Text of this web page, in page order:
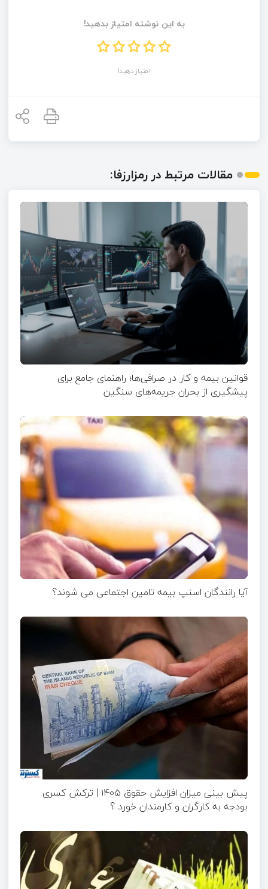
به این نوشته امتیاز بدهید!
امتیاز دهید!
مقالات مرتبط در رمزارزفا:
قوانین بیمه و کار در صرافی‌ها؛ راهنمای جامع برای
پیشگیری از بحران جریمه‌های سنگین
آیا رانندگان اسنپ بیمه تامین اجتماعی می شوند؟
پیش بینی میزان افزایش حقوق ۱۴۰۵ | ترکش کسری
بودجه به کارگران و کارمندان خورد ؟